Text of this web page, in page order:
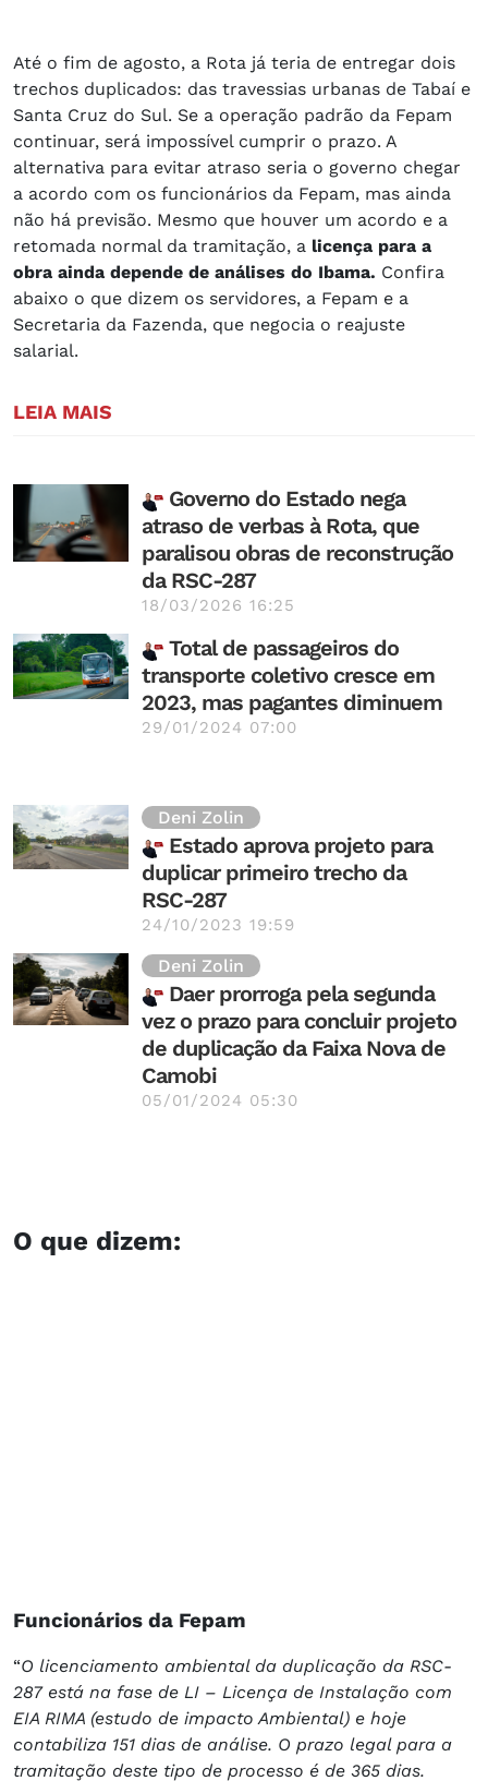
Até o fim de agosto, a Rota já teria de entregar dois
trechos duplicados: das travessias urbanas de Tabaí e
Santa Cruz do Sul. Se a operação padrão da Fepam
continuar, será impossível cumprir o prazo. A
alternativa para evitar atraso seria o governo chegar
a acordo com os funcionários da Fepam, mas ainda
não há previsão. Mesmo que houver um acordo e a
retomada normal da tramitação, a licença para a
obra ainda depende de análises do Ibama. Confira
abaixo o que dizem os servidores, a Fepam e a
Secretaria da Fazenda, que negocia o reajuste
salarial.
LEIA MAIS
Governo do Estado nega
atraso de verbas à Rota, que
paralisou obras de reconstrução
da RSC-287
18/03/2026 16:25
Total de passageiros do
transporte coletivo cresce em
2023, mas pagantes diminuem
29/01/2024 07:00
Deni Zolin
Estado aprova projeto para
duplicar primeiro trecho da
RSC-287
24/10/2023 19:59
Deni Zolin
Daer prorroga pela segunda
vez o prazo para concluir projeto
de duplicação da Faixa Nova de
Camobi
05/01/2024 05:30
O que dizem:
Funcionários da Fepam
“O licenciamento ambiental da duplicação da RSC-
287 está na fase de LI – Licença de Instalação com
EIA RIMA (estudo de impacto Ambiental) e hoje
contabiliza 151 dias de análise. O prazo legal para a
tramitação deste tipo de processo é de 365 dias.